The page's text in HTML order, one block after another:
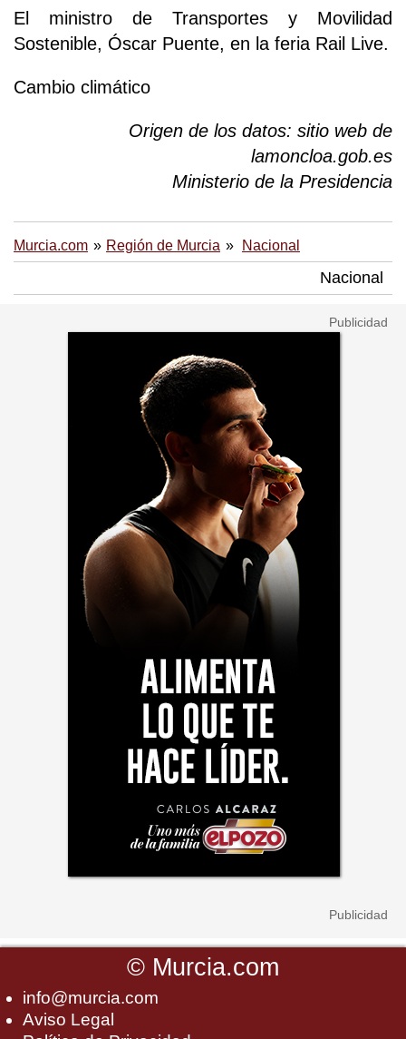
El ministro de Transportes y Movilidad
Sostenible, Óscar Puente, en la feria Rail Live.
Cambio climático
Origen de los datos: sitio web de
lamoncloa.gob.es
Ministerio de la Presidencia
Murcia.com Región de Murcia Nacional
Nacional
© Murcia.com
info@murcia.com
Aviso Legal